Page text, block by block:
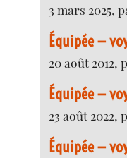
3 mars 2025,
Équipée —
20 août 2012,
Équipée —
23 août 2022,
Équipée —